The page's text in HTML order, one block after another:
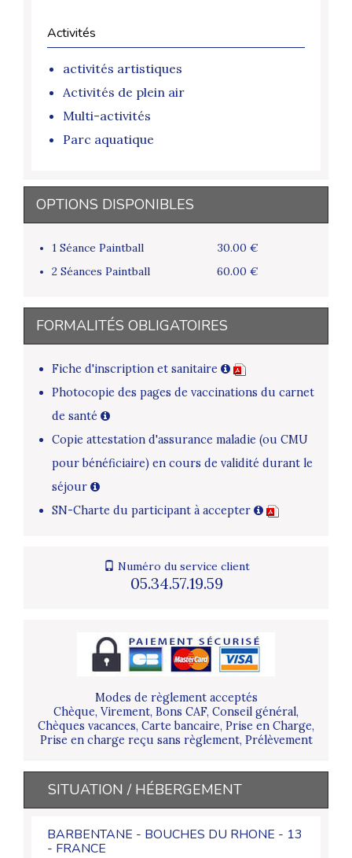
Activités
activités artistiques
Activités de plein air
Multi-activités
Parc aquatique
OPTIONS DISPONIBLES
1 Séance Paintball
30.00 €
2 Séances Paintball
60.00 €
FORMALITÉS OBLIGATOIRES
Fiche d'inscription et sanitaire
Photocopie des pages de vaccinations du carnet
de santé
Copie attestation d'assurance maladie (ou CMU
pour bénéficiaire) en cours de validité durant le
séjour
SN-Charte du participant à accepter
Numéro du service client
05.34.57.19.59
Modes de règlement acceptés
Chèque, Virement, Bons CAF, Conseil général,
Chèques vacances, Carte bancaire, Prise en Charge,
Prise en charge reçu sans règlement, Prélèvement
SITUATION / HÉBERGEMENT
BARBENTANE - BOUCHES DU RHONE - 13
- FRANCE